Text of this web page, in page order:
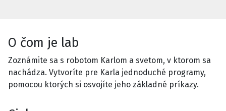
O čom je lab
Zoznámite sa s robotom Karlom a svetom, v ktorom sa
nachádza. Vytvoríte pre Karla jednoduché programy,
pomocou ktorých si osvojíte jeho základné príkazy.